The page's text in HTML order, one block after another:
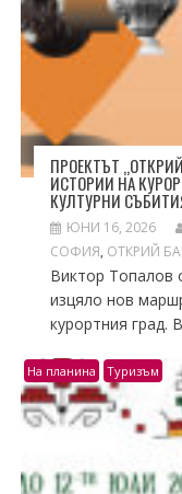
ПРОЕКТЪТ
ИСТОРИИ НА
КУЛТУРНИ
ЮНИ 16, 2026
СОФИЯ, ОТКРИЙ
Виктор Топалов
изцяло нов
курортния град.
На планина Туризъм